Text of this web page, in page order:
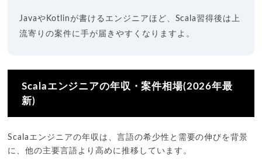
JavaやKotlinが書けるエンジニアほど、Scala習得後は上
流寄りの案件に手が届きやすくなりますよ。
Scalaエンジニアの年収・案件相場(2026年最
新)
Scalaエンジニアの年収は、言語の希少性と需要の伸びを背景
に、他の主要言語より高めに推移しています。